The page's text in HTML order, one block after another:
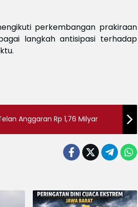
perkembangan prakiraan
langkah antisipasi terhadap
Anggaran Rp 1,76 Milyar